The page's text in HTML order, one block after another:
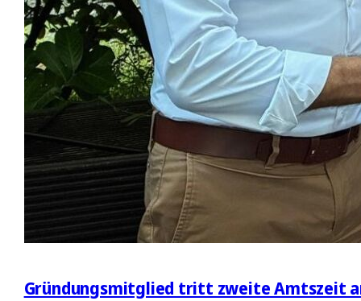
Gründungsmitglied tritt zweite Amtszeit